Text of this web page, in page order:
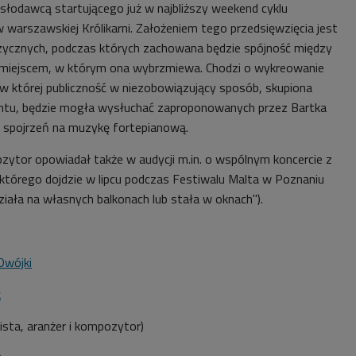
startującego już w najbliższy weekend cyklu
Królikarni. Założeniem tego przedsięwzięcia jest
podczas których zachowana będzie spójność między
w którym ona wybrzmiewa. Chodzi o wykreowanie
której publiczność w niezobowiązujący sposób, skupiona
będzie mogła wysłuchać zaproponowanych przez Bartka
na muzykę fortepianową.
opowiadał także w audycji m.in. o wspólnym koncercie z
dojdzie w lipcu podczas Festiwalu Malta w Poznaniu
na własnych balkonach lub stała w oknach").
aranżer i kompozytor)